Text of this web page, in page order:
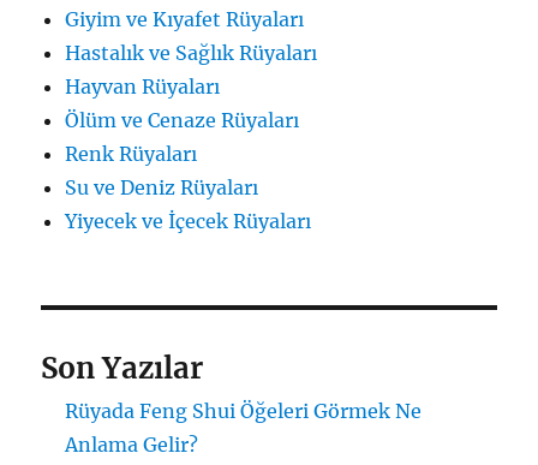
Giyim ve Kıyafet Rüyaları
Hastalık ve Sağlık Rüyaları
Hayvan Rüyaları
Ölüm ve Cenaze Rüyaları
Renk Rüyaları
Su ve Deniz Rüyaları
Yiyecek ve İçecek Rüyaları
Son Yazılar
Rüyada Feng Shui Öğeleri Görmek Ne
Anlama Gelir?